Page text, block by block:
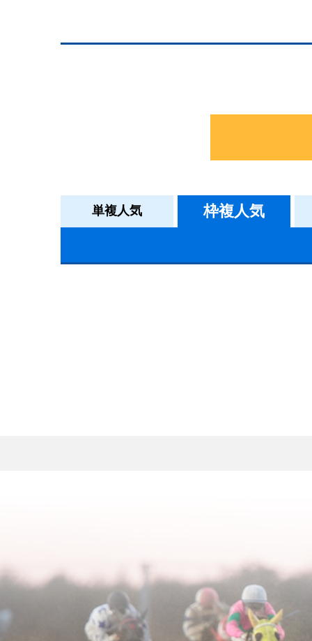
単複人気 枠複人気